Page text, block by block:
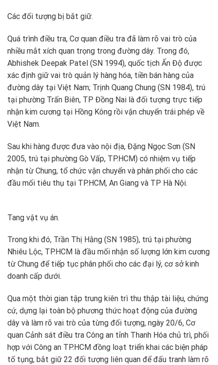
Các đối tượng bị bắt giữ.
Quá trình điều tra, Cơ quan điều tra đã làm rõ vai trò của
nhiều mắt xích quan trọng trong đường dây. Trong đó,
Abhishek Deepak Patel (SN 1994), quốc tịch Ấn Độ được
xác định giữ vai trò quản lý hàng hóa, tiền bán hàng của
đường dây tại Việt Nam; Trịnh Quang Chung (SN 1984), trú
tại phường Trấn Biên, TP Đồng Nai là đối tượng trực tiếp
nhận kim cương tại Hồng Kông rồi vận chuyển trái phép về
Việt Nam.
Sau khi hàng được đưa vào nội địa, Đặng Ngọc Sơn (SN
2005, trú tại phường Gò Vấp, TP.HCM) có nhiệm vụ tiếp
nhận từ Chung, tổ chức vận chuyển và phân phối cho các
đầu mối tiêu thụ tại TP.HCM, An Giang và TP Hà Nội.
Tang vật vụ án.
Trong khi đó, Trần Thị Hằng (SN 1985), trú tại phường
Nhiêu Lộc, TP.HCM là đầu mối nhận số lượng lớn kim cương
từ Chung để tiếp tục phân phối cho các đại lý, cơ sở kinh
doanh cấp dưới.
Qua một thời gian tập trung kiên trì thu thập tài liệu, chứng
cứ, dựng lại toàn bộ phương thức hoạt động của đường
dây và làm rõ vai trò của từng đối tượng, ngày 20/6, Cơ
quan Cảnh sát điều tra Công an tỉnh Thanh Hóa chủ trì, phối
hợp với Công an TP.HCM đồng loạt triển khai các biện pháp
tố tụng, bắt giữ 22 đối tượng liên quan để đấu tranh làm rõ